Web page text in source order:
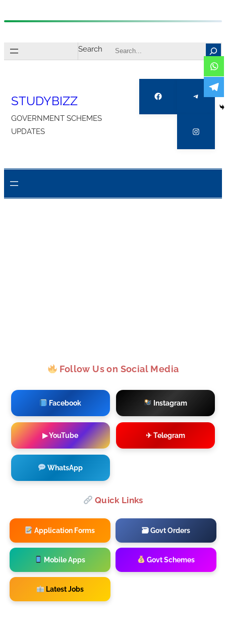
to
Search
STUDYBIZZ
GOVERNMENT SCHEMES
UPDATES
Facebook
Follow Us on Social Media
Facebook Instagram
▶ YouTube ✈ Telegram
WhatsApp
Quick Links
Application Forms 🗃 Govt Orders
Mobile Apps Govt Schemes
Latest Jobs